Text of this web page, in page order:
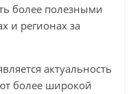
более полезными
и регионах за
актуальность
более широкой